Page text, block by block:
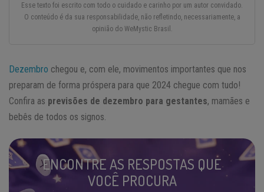
Esse texto foi escrito com todo o cuidado e carinho por um autor convidado.
O conteúdo é da sua responsabilidade, não refletindo, necessariamente, a
opinião do WeMystic Brasil.
Dezembro chegou e, com ele, movimentos importantes que nos
preparam de forma próspera para que 2024 chegue com tudo!
Confira as previsões de dezembro para gestantes, mamães e
bebês de todos os signos.
ENCONTRE AS RESPOSTAS QUE
VOCÊ PROCURA